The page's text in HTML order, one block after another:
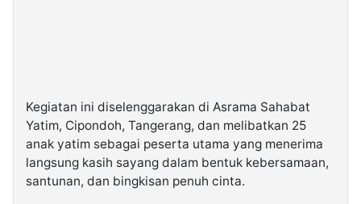
Kegiatan ini diselenggarakan di Asrama Sahabat
Yatim, Cipondoh, Tangerang, dan melibatkan 25
anak yatim sebagai peserta utama yang menerima
langsung kasih sayang dalam bentuk kebersamaan,
santunan, dan bingkisan penuh cinta.